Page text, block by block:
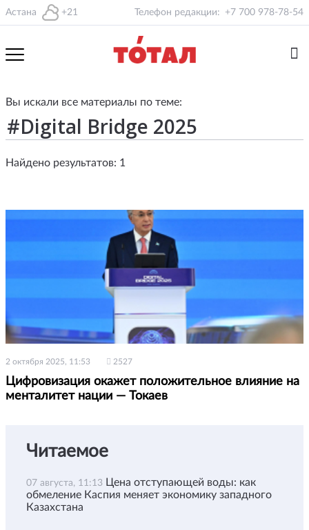
Астана +21 Телефон редакции: +7 700 978-78-54
Вы искали все материалы по теме:
Найдено результатов: 1
2 октября 2025, 11:53 2527
Цифровизация окажет положительное влияние на
менталитет нации — Токаев
Читаемое
07 августа, 11:13 Цена отступающей воды: как
обмеление Каспия меняет экономику западного
Казахстана